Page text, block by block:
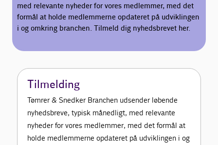
Bliv medlem
Nyheder
Medlemmer
med relevante nyheder for vores medlemmer, med det
formål at holde medlemmerne opdateret på udviklingen
i og omkring branchen. Tilmeld dig nyhedsbrevet her.
Tilmelding
Tømrer & Snedker Branchen udsender løbende
nyhedsbreve, typisk månedligt, med relevante
nyheder for vores medlemmer, med det formål at
holde medlemmerne opdateret på udviklingen i og